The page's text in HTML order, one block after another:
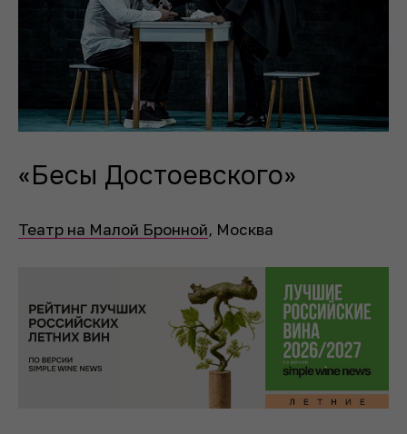
«Бесы Достоевского»
Театр на Малой Бронной, Москва